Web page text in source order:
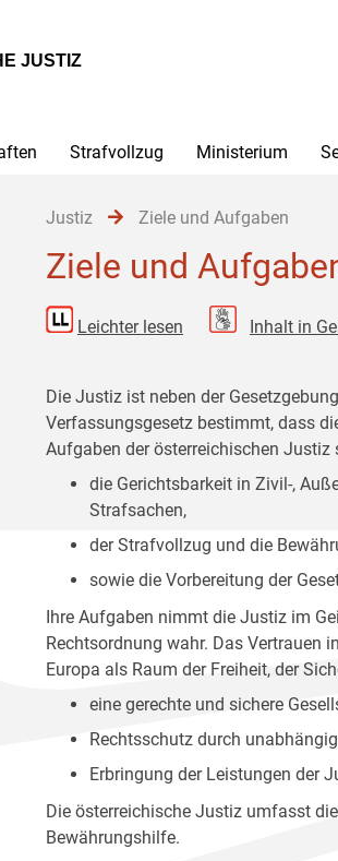
JUSTIZ
Strafvollzug Ministerium
Justiz Ziele und Aufgaben
Ziele und
Leichter lesen Inhalt in
Die Justiz ist neben der
Verfassungsgesetz bestimmt, dass
Aufgaben der österreichischen Justiz
die Gerichtsbarkeit in Zivil-,
Strafsachen,
der Strafvollzug und die
sowie die Vorbereitung der
Ihre Aufgaben nimmt die Justiz im
Rechtsordnung wahr. Das Vertrauen
Europa als Raum der Freiheit, der
eine gerechte und sichere
Rechtsschutz durch
Erbringung der Leistungen der
Die österreichische Justiz umfasst
Bewährungshilfe.